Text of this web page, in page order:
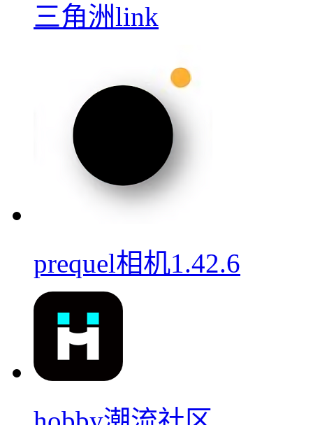
三角洲link
prequel相机1.42.6